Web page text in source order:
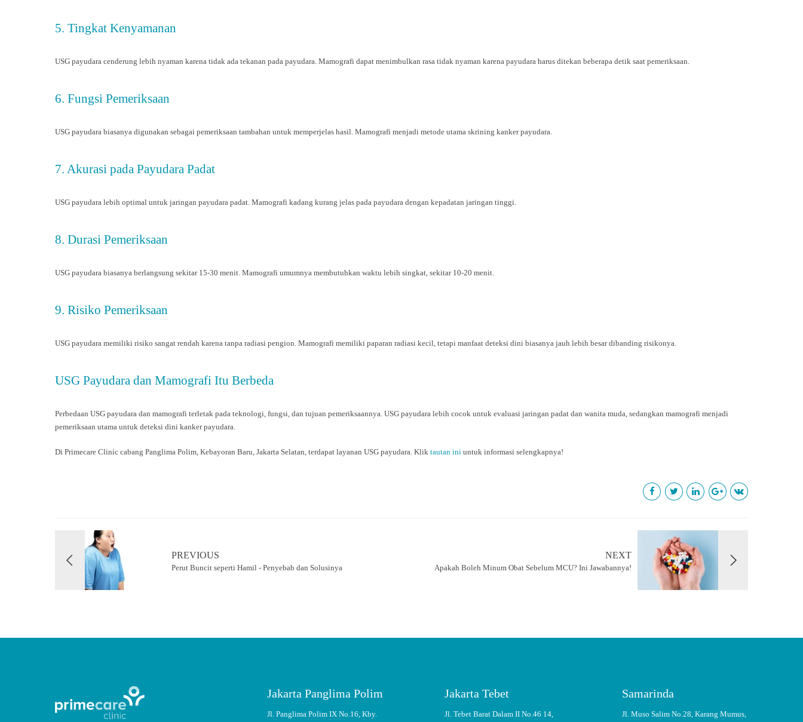
5. Tingkat Kenyamanan
USG payudara cenderung lebih nyaman karena tidak ada tekanan pada payudara. Mamografi dapat menimbulkan rasa tidak nyaman karena payudara harus ditekan beberapa detik saat pemeriksaan.
6. Fungsi Pemeriksaan
USG payudara biasanya digunakan sebagai pemeriksaan tambahan untuk memperjelas hasil. Mamografi menjadi metode utama skrining kanker payudara.
7. Akurasi pada Payudara Padat
USG payudara lebih optimal untuk jaringan payudara padat. Mamografi kadang kurang jelas pada payudara dengan kepadatan jaringan tinggi.
8. Durasi Pemeriksaan
USG payudara biasanya berlangsung sekitar 15-30 menit. Mamografi umumnya membutuhkan waktu lebih singkat, sekitar 10-20 menit.
9. Risiko Pemeriksaan
USG payudara memiliki risiko sangat rendah karena tanpa radiasi pengion. Mamografi memiliki paparan radiasi kecil, tetapi manfaat deteksi dini biasanya jauh lebih besar dibanding risikonya.
USG Payudara dan Mamografi Itu Berbeda
Perbedaan USG payudara dan mamografi terletak pada teknologi, fungsi, dan tujuan pemeriksaannya. USG payudara lebih cocok untuk evaluasi jaringan padat dan wanita muda, sedangkan mamografi menjadi
pemeriksaan utama untuk deteksi dini kanker payudara.
Di Primecare Clinic cabang Panglima Polim, Kebayoran Baru, Jakarta Selatan, terdapat layanan USG payudara. Klik tautan ini untuk informasi selengkapnya!
PREVIOUS
Perut Buncit seperti Hamil - Penyebab dan Solusinya
NEXT
Apakah Boleh Minum Obat Sebelum MCU? Ini Jawabannya!
Jakarta Panglima Polim
Jl. Panglima Polim IX No.16, Kby.
Jakarta Tebet
Jl. Tebet Barat Dalam II No.46 14,
Samarinda
Jl. Muso Salim No.28, Karang Mumus,